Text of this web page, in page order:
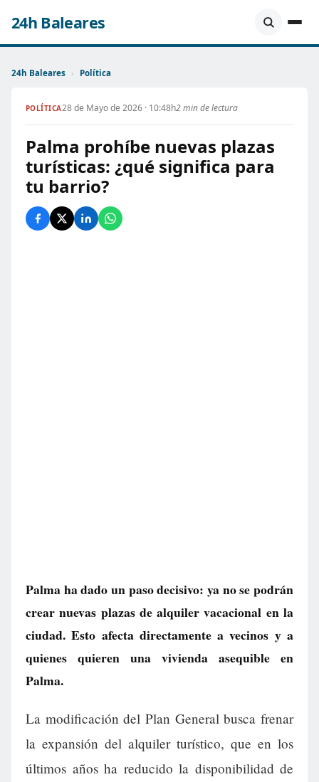
24h Baleares
24h Baleares › Política
POLÍTICA28 de Mayo de 2026 · 10:48h2 min de lectura
Palma prohíbe nuevas plazas
turísticas: ¿qué significa para
tu barrio?
Palma ha dado un paso decisivo: ya no se podrán
crear nuevas plazas de alquiler vacacional en la
ciudad. Esto afecta directamente a vecinos y a
quienes quieren una vivienda asequible en
Palma.
La modificación del Plan General busca frenar
la expansión del alquiler turístico, que en los
últimos años ha reducido la disponibilidad de